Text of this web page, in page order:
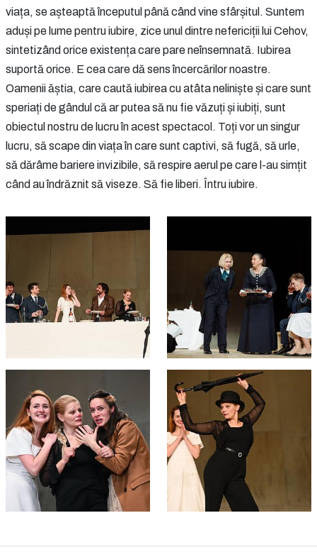
viața, se așteaptă începutul până când vine sfârșitul. Suntem
aduși pe lume pentru iubire, zice unul dintre nefericiții lui Cehov,
sintetizând orice existența care pare neînsemnată. Iubirea
suportă orice. E cea care dă sens încercărilor noastre.
Oamenii ăștia, care caută iubirea cu atâta neliniște și care sunt
speriați de gândul că ar putea să nu fie văzuți și iubiți, sunt
obiectul nostru de lucru în acest spectacol. Toți vor un singur
lucru, să scape din viața în care sunt captivi, să fugă, să urle,
să dărâme bariere invizibile, să respire aerul pe care l-au simțit
când au îndrăznit să viseze. Să fie liberi. Întru iubire.